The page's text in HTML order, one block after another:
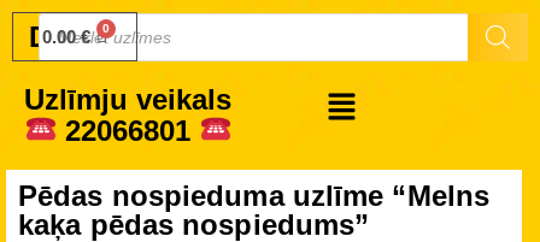
Druku.lv
0.00€
Uzlīmju veikals
22066801
Pēdas nospieduma uzlīme “Melns
kaķa pēdas nospiedums”